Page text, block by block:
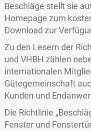
Beschläge stellt sie
Homepage zum
Download zur
Zu den Lesern der
und VHBH zählen
internationalen
Gütegemeinschaft
Kunden und
Die Richtlinie
Fenster und